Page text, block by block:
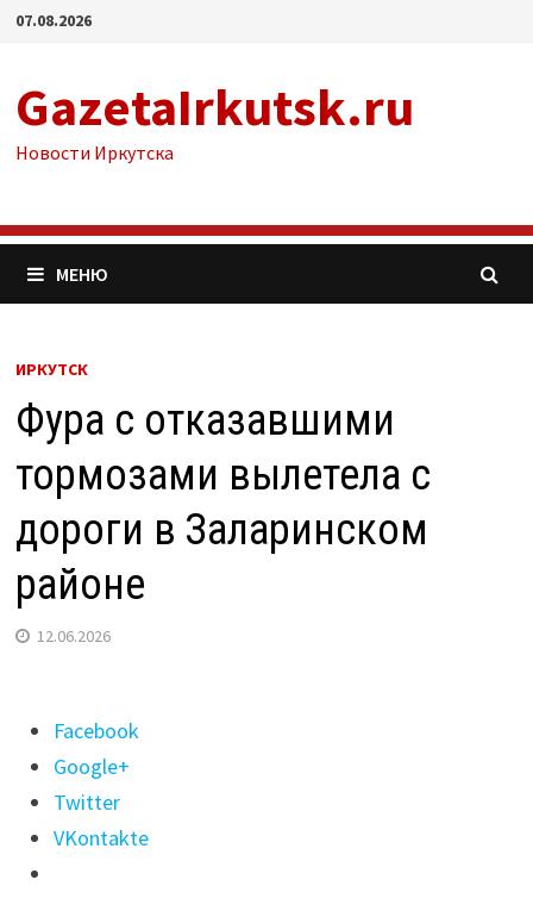
Перейти
07.08.2026
GazetaIrkutsk.ru
Новости Иркутска
МЕНЮ
ИРКУТСК
Фура с отказавшими
тормозами вылетела с
дороги в Заларинском
районе
12.06.2026
Поделиться
"Фура
отказавшими
тормозами
Facebook
Google+
Twitter
VKontakte